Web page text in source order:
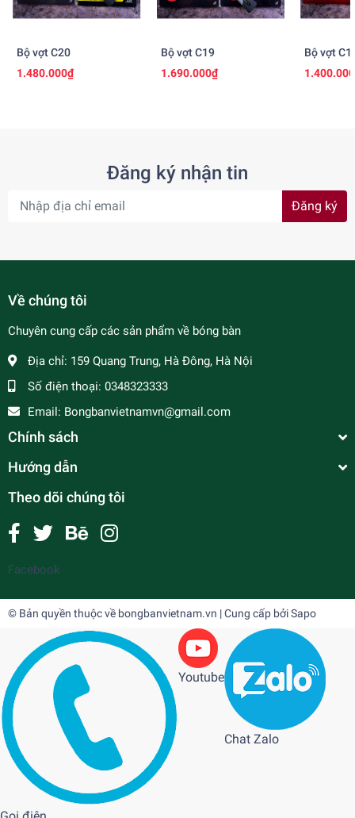
Bộ vợt C20
1.480.000₫
Bộ vợt C19
1.690.000₫
Bộ vợt
Đăng ký nhận tin
Đăng ký
Về chúng tôi
Chuyên cung cấp các sản phẩm về bóng bàn
Địa chỉ: 159 Quang Trung, Hà Đông, Hà Nội
Số điện thoại: 0348323333
Email: Bongbanvietnamvn@gmail.com
Chính sách
Hướng dẫn
Theo dõi chúng tôi
Facebook
© Bản quyền thuộc về bongbanvietnam.vn | Cung cấp bởiSapo
Youtube
Chat Zalo